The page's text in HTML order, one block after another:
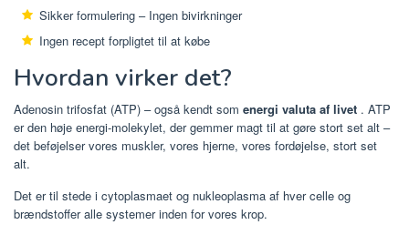
Sikker formulering – Ingen bivirkninger
Ingen recept forpligtet til at købe
Hvordan virker det?
Adenosin trifosfat (ATP) – også kendt som energi valuta af livet . ATP
er den høje energi-molekylet, der gemmer magt til at gøre stort set alt –
det beføjelser vores muskler, vores hjerne, vores fordøjelse, stort set
alt.
Det er til stede i cytoplasmaet og nukleoplasma af hver celle og
brændstoffer alle systemer inden for vores krop.